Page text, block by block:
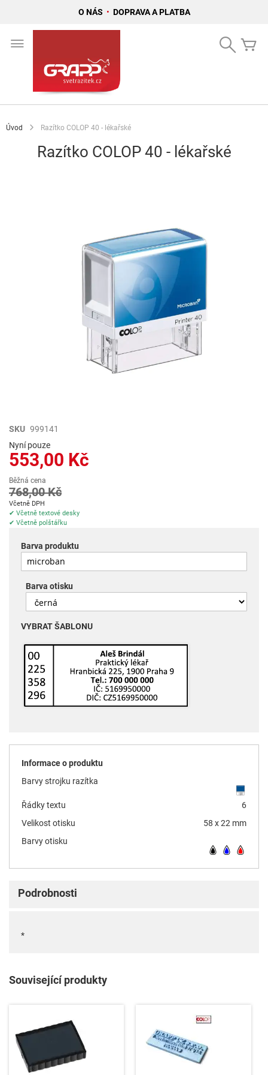
O NÁS • DOPRAVA A PLATBA
Search
Úvod Razítko COLOP 40 - lékařské
Razítko COLOP 40 - lékařské
Přeskočit
na
začátek
galerie
s
obrázky
SKU 999141
Nyní pouze
553,00 Kč
Běžná cena
768,00 Kč
Včetně DPH
✔ Včetně textové desky
✔ Včetně polštářku
Barva produktu
Barva otisku
VYBRAT ŠABLONU
Informace o produktu
Barvy strojku razítka
Řádky textu
6
Velikost otisku
58 x 22 mm
Barvy otisku
Podrobnosti
*
Související produkty